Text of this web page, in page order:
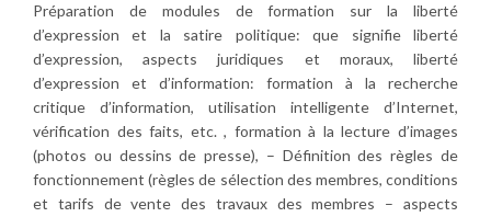
Préparation de modules de formation sur la liberté
d’expression et la satire politique: que signifie liberté
d’expression, aspects juridiques et moraux, liberté
d’expression et d’information: formation à la recherche
critique d’information, utilisation intelligente d’Internet,
vérification des faits, etc. , formation à la lecture d’images
(photos ou dessins de presse), – Définition des règles de
fonctionnement (règles de sélection des membres, conditions
et tarifs de vente des travaux des membres – aspects